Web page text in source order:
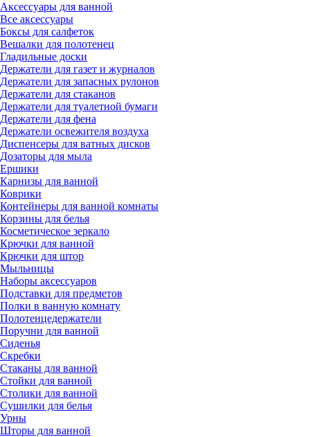
Аксессуары для ванной
Все аксессуары
Боксы для салфеток
Вешалки для полотенец
Гладильные доски
Держатели для газет и журналов
Держатели для запасных рулонов
Держатели для стаканов
Держатели для туалетной бумаги
Держатели для фена
Держатели освежителя воздуха
Диспенсеры для ватных дисков
Дозаторы для мыла
Ершики
Карнизы для ванной
Коврики
Контейнеры для ванной комнаты
Корзины для белья
Косметическое зеркало
Крючки для ванной
Крючки для штор
Мыльницы
Наборы аксессуаров
Подставки для предметов
Полки в ванную комнату
Полотенцедержатели
Поручни для ванной
Сиденья
Скребки
Стаканы для ванной
Стойки для ванной
Столики для ванной
Сушилки для белья
Урны
Шторы для ванной